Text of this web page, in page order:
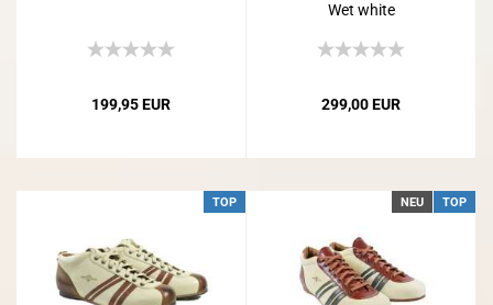
199,95 EUR
Wet white
299,00 EUR
TOP NEU TOP